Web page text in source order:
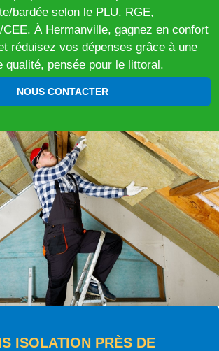
bardée selon le PLU. RGE,
CEE. À Hermanville, gagnez en confort
réduisez vos dépenses grâce à une
qualité, pensée pour le littoral.
NOUS CONTACTER
ISOLATION PRÈS DE